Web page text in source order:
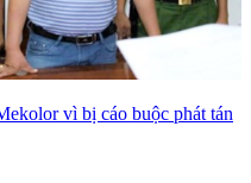
vì bị cáo buộc phát tán